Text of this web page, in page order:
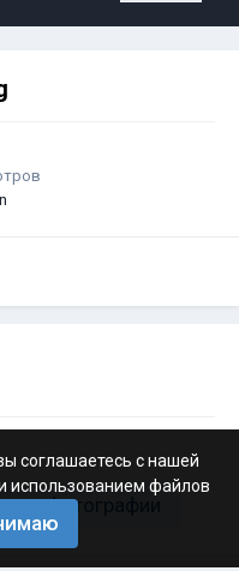
фотографии
соглашаетесь с нашей
использованием файлов